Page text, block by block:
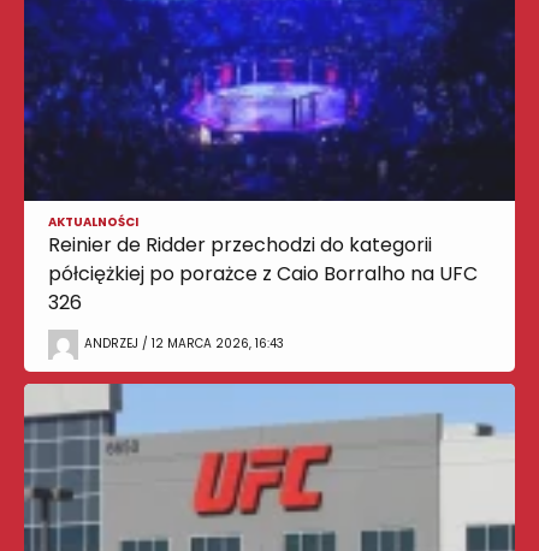
AKTUALNOŚCI
Reinier de Ridder przechodzi do kategorii
półciężkiej po porażce z Caio Borralho na UFC
326
ANDRZEJ / 12 MARCA 2026, 16:43